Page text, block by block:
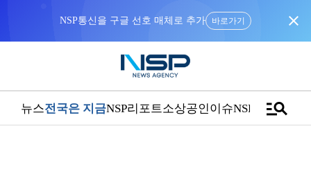
바로가기 close
뉴스전국은 지금NSP리포트소상공인이슈NSPTVmanage_search